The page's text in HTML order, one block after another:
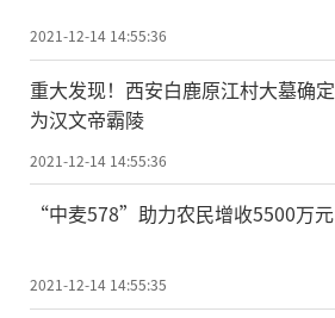
2021-12-14 14:55:36
重大发现！西安白鹿原江村大墓确定
为汉文帝霸陵
2021-12-14 14:55:36
“中麦578”助力农民增收5500万元
2021-12-14 14:55:35